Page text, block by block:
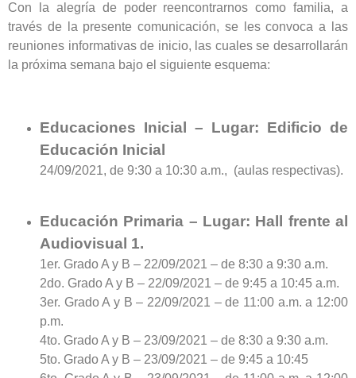
Con la alegría de poder reencontrarnos como familia, a
través de la presente comunicación, se les convoca a las
reuniones informativas de inicio, las cuales se desarrollarán
la próxima semana bajo el siguiente esquema:
Educaciones Inicial – Lugar: Edificio de
Educación Inicial
24/09/2021, de 9:30 a 10:30 a.m., (aulas respectivas).
Educación Primaria – Lugar: Hall frente al
Audiovisual 1.
1er. Grado A y B – 22/09/2021 – de 8:30 a 9:30 a.m.
2do. Grado A y B – 22/09/2021 – de 9:45 a 10:45 a.m.
3er. Grado A y B – 22/09/2021 – de 11:00 a.m. a 12:00
p.m.
4to. Grado A y B – 23/09/2021 – de 8:30 a 9:30 a.m.
5to. Grado A y B – 23/09/2021 – de 9:45 a 10:45